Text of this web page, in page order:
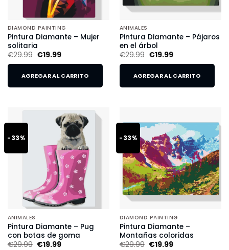
DIAMOND PAINTING
Pintura Diamante – Mujer
solitaria
€29.99 €19.99
AGREGAR AL CARRITO
ANIMALES
Pintura Diamante – Pájaros
en el árbol
€29.99 €19.99
AGREGAR AL CARRITO
-33%
ANIMALES
Pintura Diamante – Pug
con botas de goma
€29.99 €19.99
-33%
DIAMOND PAINTING
Pintura Diamante –
Montañas coloridas
€29.99 €19.99